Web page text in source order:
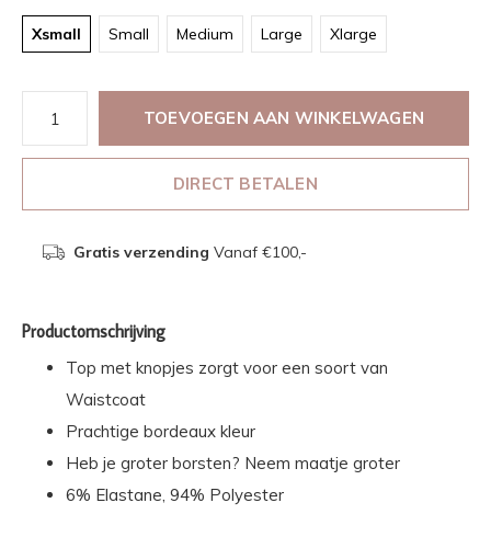
Xsmall Small Medium Large Xlarge
TOEVOEGEN AAN WINKELWAGEN
DIRECT BETALEN
Gratis verzending Vanaf €100,-
Productomschrijving
Top met knopjes zorgt voor een soort van
Waistcoat
Prachtige bordeaux kleur
Heb je groter borsten? Neem maatje groter
6% Elastane, 94% Polyester